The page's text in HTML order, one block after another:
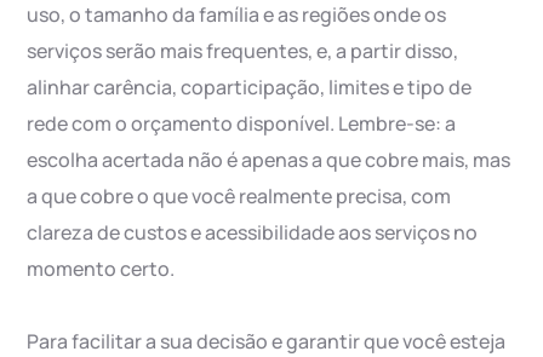
uso, o tamanho da família e as regiões onde os
serviços serão mais frequentes, e, a partir disso,
alinhar carência, coparticipação, limites e tipo de
rede com o orçamento disponível. Lembre-se: a
escolha acertada não é apenas a que cobre mais, mas
a que cobre o que você realmente precisa, com
clareza de custos e acessibilidade aos serviços no
momento certo.
Para facilitar a sua decisão e garantir que você esteja